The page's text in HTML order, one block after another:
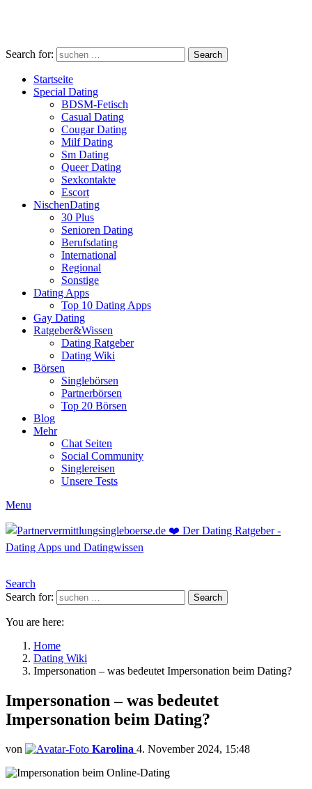
Search for: Search
Startseite
Special Dating
BDSM-Fetisch
Casual Dating
Cougar Dating
Milf Dating
Sm Dating
Queer Dating
Sexkontakte
Escort
NischenDating
30 Plus
Senioren Dating
Berufsdating
International
Regional
Sonstige
Dating Apps
Top 10 Dating Apps
Gay Dating
Ratgeber&Wissen
Dating Ratgeber
Dating Wiki
Börsen
Singlebörsen
Partnerbörsen
Top 20 Börsen
Blog
Mehr
Chat Seiten
Social Community
Singlereisen
Unsere Tests
Menu
Search
Search for:
Search
You are here:
Home
Dating Wiki
Impersonation – was bedeutet Impersonation beim Dating?
Impersonation – was bedeutet
Impersonation beim Dating?
von Karolina 4. November 2024, 15:48